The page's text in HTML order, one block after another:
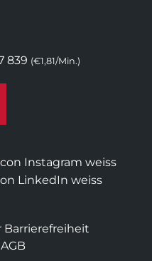
839 (€1,81/Min.)
Barrierefreiheit
AGB